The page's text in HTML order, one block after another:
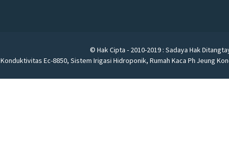
© Hak Cipta - 2010-2019 : Sadaya Hak
Konduktivitas Ec-8850, Sistem Irigasi Hidroponik, Rumah Kaca Ph Jeung